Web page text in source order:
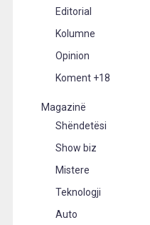
Editorial
Kolumne
Opinion
Koment +18
Magazinë
Shëndetësi
Show biz
Mistere
Teknologji
Auto